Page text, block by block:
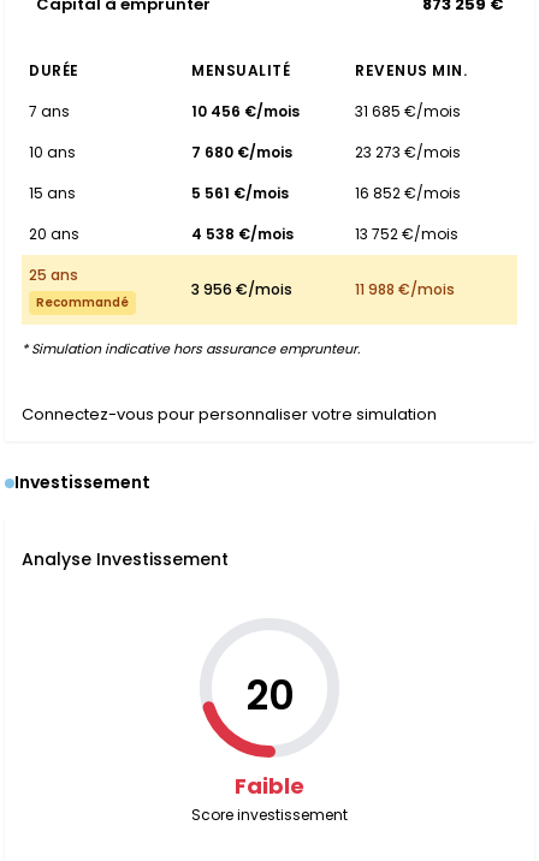
DURÉE MENSUALITÉ
REVENUS MIN.
7 ans
10 456 €/mois
31 685 €/mois
10 ans
7 680 €/mois
23 273 €/mois
15 ans
5 561 €/mois
16 852 €/mois
20 ans
4 538 €/mois
13 752 €/mois
25 ans
Recommandé
3 956 €/mois 11 988 €/mois
* Simulation indicative hors assurance emprunteur.
Connectez-vous pour personnaliser votre simulation
Investissement
Analyse Investissement
20
Faible
Score investissement